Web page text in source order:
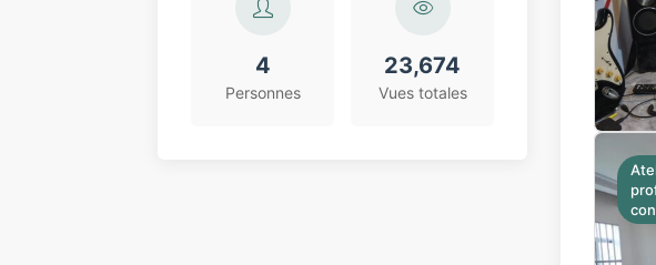
4
Personnes
23,674
Vues totales